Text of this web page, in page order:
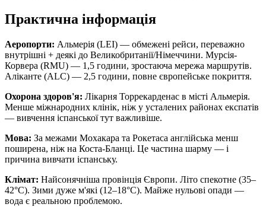
Практична інформація
Аеропорти: Альмерія (LEI) — обмежені рейси, переважно
внутрішні + деякі до Великобританії/Німеччини. Мурсія-
Корвера (RMU) — 1,5 години, зростаюча мережа маршрутів.
Аліканте (ALC) — 2,5 години, повне європейське покриття.
Охорона здоров'я: Лікарня Торрекарденас в місті Альмерія.
Менше міжнародних клінік, ніж у усталених районах експатів
— вивчення іспанської тут важливіше.
Мова: За межами Мохакара та Рокетаса англійська менш
поширена, ніж на Коста-Бланці. Це частина шарму — і
причина вивчати іспанську.
Клімат: Найсонячніша провінція Європи. Літо спекотне (35–
42°C). Зими дуже м'які (12–18°C). Майже нульові опади —
вода є реальною проблемою.